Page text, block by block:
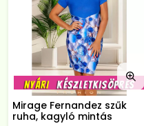
Mirage Fernandez szűk
ruha, kagyló mintás